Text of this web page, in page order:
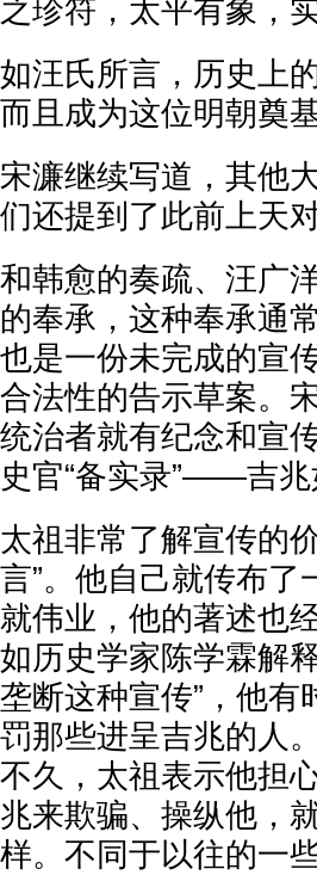
之珍符，太平有象，
如汪氏所言，历史上
而且成为这位明朝奠
宋濂继续写道，其他
们还提到了此前上天
和韩愈的奏疏、汪广
的奉承，这种奉承通
也是一份未完成的宣
合法性的告示草案。
统治者就有纪念和宣
史官“备实录”——吉
太祖非常了解宣传的
言”。他自己就传布了
就伟业，他的著述也
如历史学家陈学霖解
垄断这种宣传”，他
罚那些进呈吉兆的人
不久，太祖表示他担
兆来欺骗、操纵他，
样。不同于以往的一